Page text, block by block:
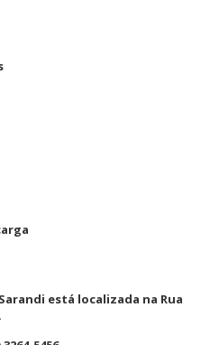
Sarandi está localizada na Rua